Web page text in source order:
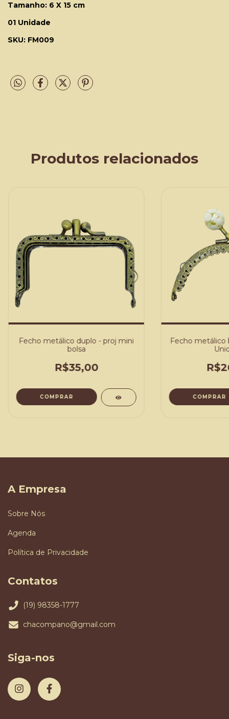
Tamanho: 6 X 15 cm
01 Unidade
SKU: FM009
Produtos relacionados
Fecho metálico duplo - proj mini
bolsa
R$35,00
COMPRAR
Fecho metálico
COMPRAR
A Empresa
Sobre Nós
Agenda
Política de Privacidade
Contatos
(19) 98358-1777
chacompano@gmail.com
Siga-nos